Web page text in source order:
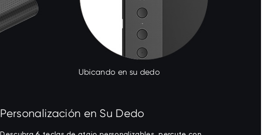
Personalización en Su Dedo
Ubicando en su dedo